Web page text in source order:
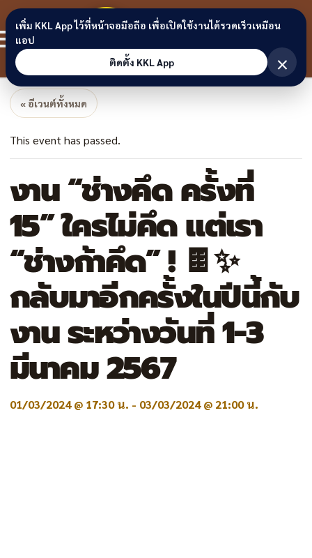
Skip to content
ขอนแก่น
ลิงก์
« อีเวนต์ทั้งหมด
This event has passed.
งาน “ช่างคึด ครั้งที่
15” ใครไม่คึด แต่เรา
“ช่างก้าคึด” ! 🍫✨️
กลับมาอีกครั้งในปีนี้กับ
งาน ระหว่างวันที่ 1-3
มีนาคม 2567
01/03/2024 @ 17:30 น. - 03/03/2024 @ 21:00 น.
เพิ่ม KKL App ไว้ที่หน้าจอมือถือ เพื่อเปิดใช้งานได้รวดเร็วเหมือน
แอป
ติดตั้ง KKL App
×